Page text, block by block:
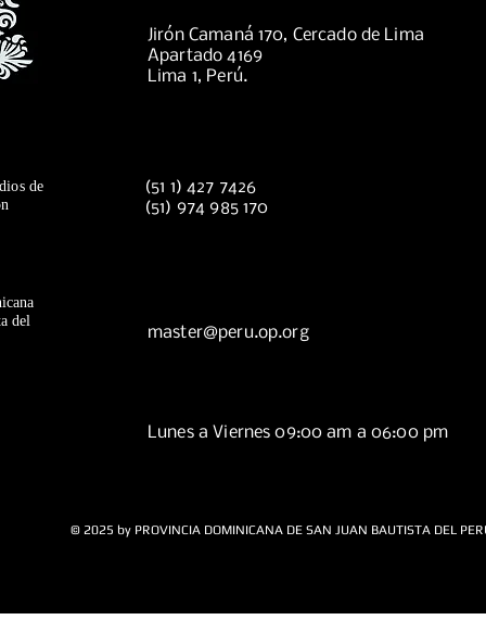
Jirón Camaná 170, Cercado de Lima
Apartado 4169
Lima 1, Perú.
de
(51 1) 427 7426
(51) 974 985 170
del
master@peru.op.org
Lunes a Viernes 09:00 am a 06:00 pm
© 2025 by PROVINCIA DOMINICANA DE SAN JUAN BAUTISTA DEL